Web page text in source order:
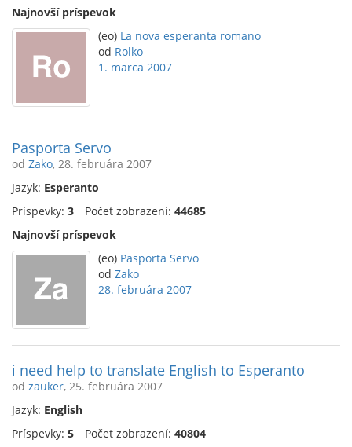
Najnovší príspevok
(eo) La nova esperanta romano
od Rolko
1. marca 2007
Pasporta Servo
od Zako, 28. februára 2007
Jazyk: Esperanto
Príspevky: 3 Počet zobrazení: 44685
Najnovší príspevok
(eo) Pasporta Servo
od Zako
28. februára 2007
i need help to translate English to Esperanto
od zauker, 25. februára 2007
Jazyk: English
Príspevky: 5 Počet zobrazení: 40804